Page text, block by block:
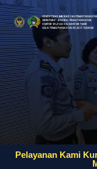
Pelayanan Kami